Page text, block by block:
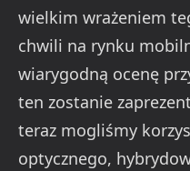
wielkim wrażeniem
chwili na rynku
wiarygodną ocenę
ten zostanie
teraz mogliśmy
optycznego,